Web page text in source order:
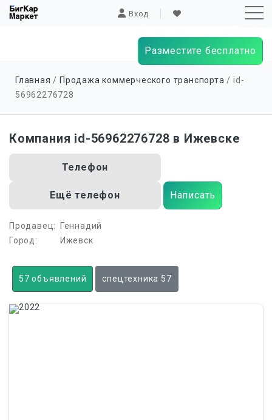
Вход
Разместите бесплатно
Главная / Продажа коммерческого транспорта / id-
56962276728
Компания id-56962276728 в Ижевске
Телефон
Ещё телефон Написать
Продавец:
Геннадий
Город:
Ижевск
57 объявлений спецтехника 57